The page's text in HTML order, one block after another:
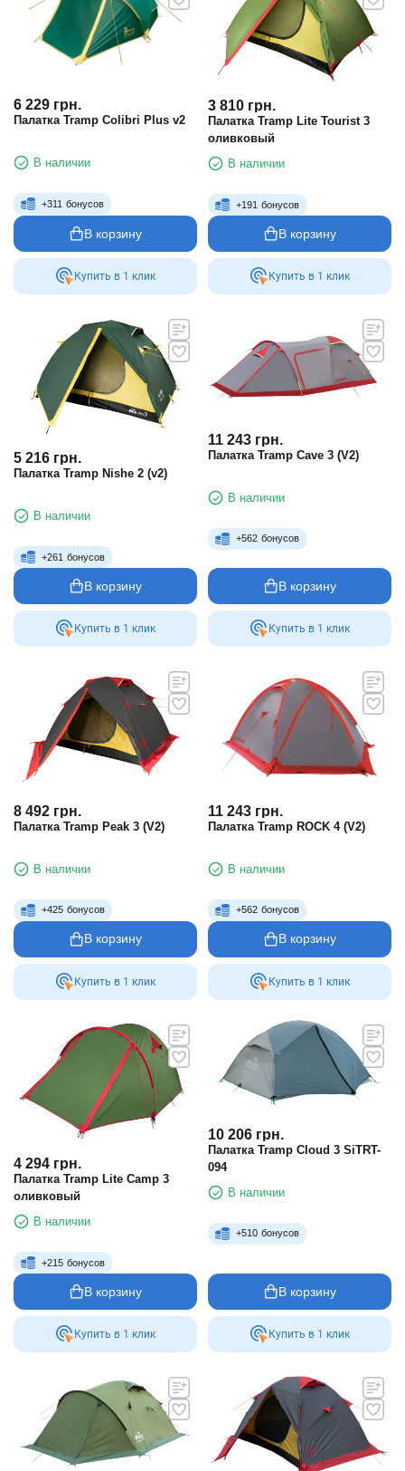
6 229 грн.
Палатка Tramp Colibri Plus v2
В наличии
+311 бонусов
В корзину
Купить в 1 клик
3 810 грн.
Палатка Tramp Lite Tourist 3
оливковый
В наличии
+191 бонусов
В корзину
Купить в 1 клик
5 216 грн.
Палатка Tramp Nishe 2 (v2)
В наличии
+261 бонусов
В корзину
Купить в 1 клик
11 243 грн.
Палатка Tramp Cave 3 (V2)
В наличии
+562 бонусов
В корзину
Купить в 1 клик
8 492 грн.
Палатка Tramp Peak 3 (V2)
В наличии
+425 бонусов
В корзину
Купить в 1 клик
11 243 грн.
Палатка Tramp ROCK 4 (V2)
В наличии
+562 бонусов
В корзину
Купить в 1 клик
4 294 грн.
Палатка Tramp Lite Camp 3
оливковый
В наличии
+215 бонусов
В корзину
Купить в 1 клик
10 206 грн.
Палатка Tramp Cloud 3 SiTRT-
094
В наличии
+510 бонусов
В корзину
Купить в 1 клик